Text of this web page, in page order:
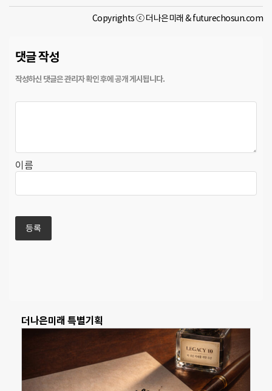
Copyrights ⓒ 더나은미래 & futurechosun.com
댓글 작성
이름
더나은미래 특별기획